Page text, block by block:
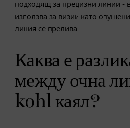
подходящ за прецизни линии -
използва за визии като
линия се прелива.
Каква е
между очна
kohl каял?